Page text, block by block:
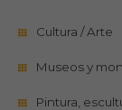
Cultura / Arte
Museos y
Pintura,